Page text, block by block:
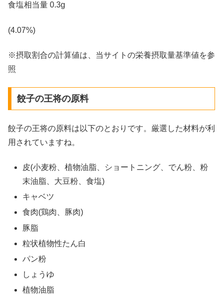
食塩相当量 0.3g
(4.07%)
※摂取割合の計算値は、当サイトの栄養摂取量基準値を参
照
餃子の王将の原料
餃子の王将の原料は以下のとおりです。厳選した材料が利
用されていますね。
皮(小麦粉、植物油脂、ショートニング、でん粉、粉
末油脂、大豆粉、食塩)
キャベツ
食肉(鶏肉、豚肉)
豚脂
粒状植物性たん白
パン粉
しょうゆ
植物油脂